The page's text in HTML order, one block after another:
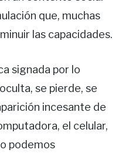
que, muchas
las capacidades.
signada por lo
se pierde, se
incesante de
el celular,
podemos